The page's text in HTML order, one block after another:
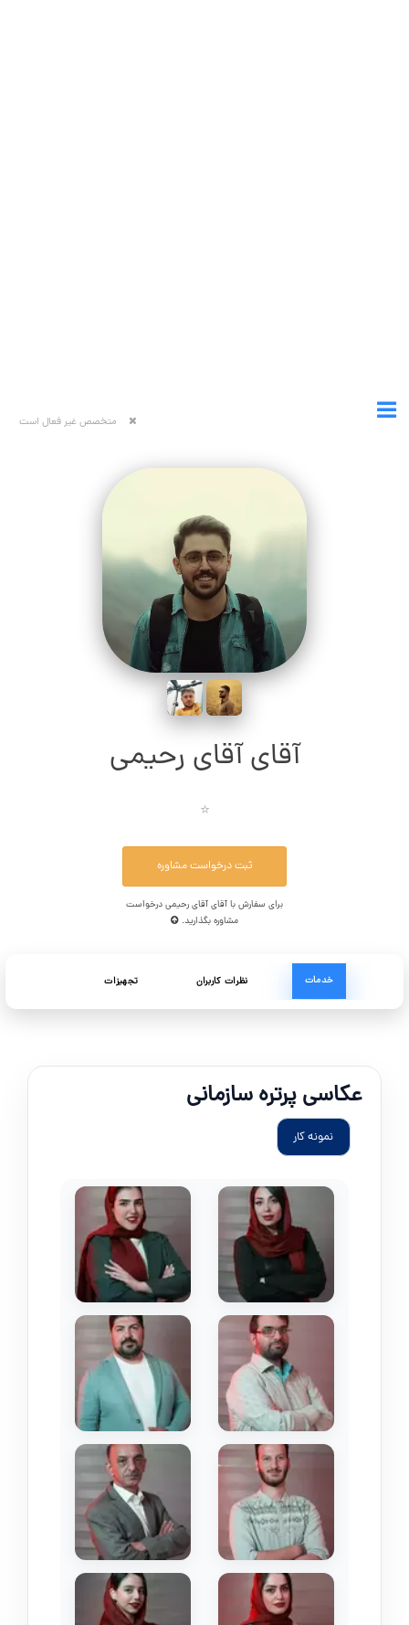
متخصص غیر فعال است
آقای آقای رحیمی
⭐
ثبت درخواست مشاوره
برای سفارش با آقای آقای رحیمی درخواست
مشاوره بگذارید.
خدمات نظرات کاربران تجهیزات
عکاسی پرتره سازمانی
نمونه کار